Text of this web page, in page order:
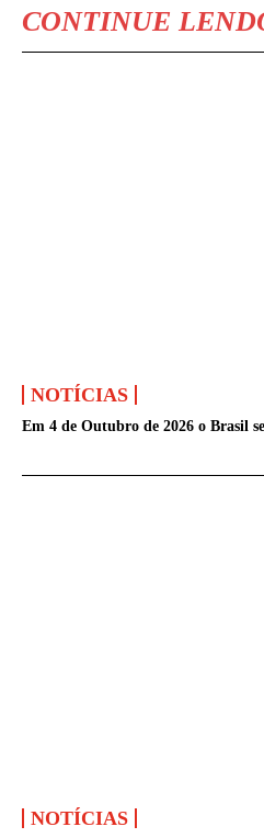
CONTINUE
NOTÍCIAS
Em 4 de Outubro de 2026 o Brasil
NOTÍCIAS